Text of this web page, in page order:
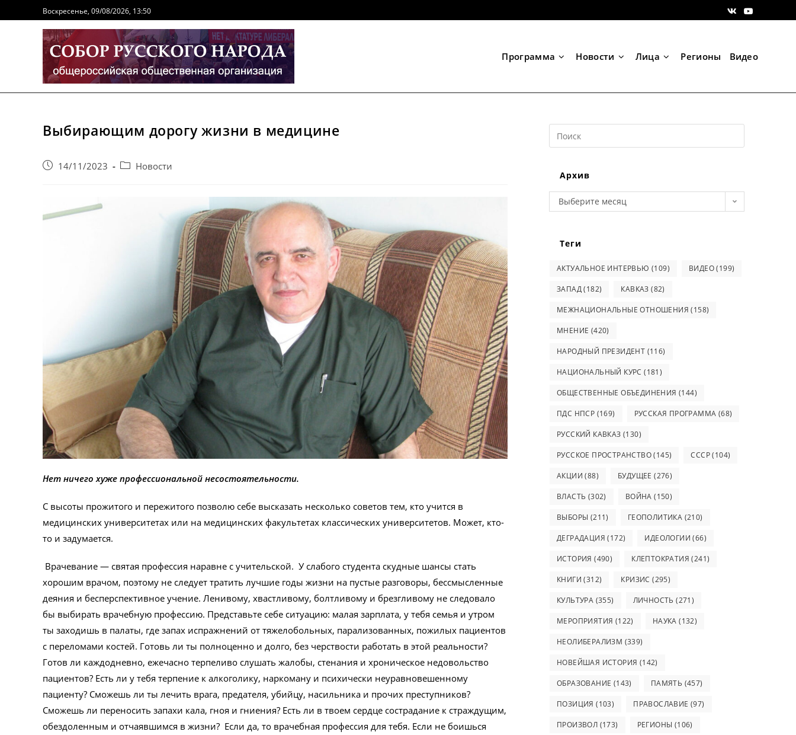
к
содержимому
Воскресенье, 09/08/2026, 13:50
Программа Новости Лица Регионы Видео
Выбирающим дорогу жизни в медицине
Запись14/11/2023
Post Новости
Нет ничего хуже профессиональной несостоятельности.
С высоты прожитого и пережитого позволю себе высказать несколько советов тем, кто учится в
медицинских университетах или на медицинских факультетах классических университетов. Может, кто-
то и задумается.
Врачевание — святая профессия наравне с учительской. У слабого студента скудные шансы стать
хорошим врачом, поэтому не следует тратить лучшие годы жизни на пустые разговоры, бессмысленные
деяния и бесперспективное учение. Ленивому, хвастливому, болтливому и брезгливому не следовало
бы выбирать врачебную профессию. Представьте себе ситуацию: малая зарплата, у тебя семья и утром
ты заходишь в палаты, где запах испражнений от тяжелобольных, парализованных, пожилых пациентов
с переломами костей. Готовь ли ты полноценно и долго, без черствости работать в этой реальности?
Готов ли каждодневно, ежечасно терпеливо слушать жалобы, стенания и хроническое недовольство
пациентов? Есть ли у тебя терпение к алкоголику, наркоману и психически неуравновешенному
пациенту? Сможешь ли ты лечить врага, предателя, убийцу, насильника и прочих преступников?
Сможешь ли переносить запахи кала, гноя и гниения? Есть ли в твоем сердце сострадание к страждущим,
обездоленным и отчаявшимся в жизни? Если да, то врачебная профессия для тебя. Если не боишься
Search
this
Архив
Архив
Выберите месяц
Теги
АКТУАЛЬНОЕ ИНТЕРВЬЮ (109) ВИДЕО(199)
ЗАПАД(182) КАВКАЗ (82)
МЕЖНАЦИОНАЛЬНЫЕ ОТНОШЕНИЯ (158)
МНЕНИЕ (420)
НАРОДНЫЙ ПРЕЗИДЕНТ (116)
НАЦИОНАЛЬНЫЙ КУРС (181)
ОБЩЕСТВЕННЫЕ ОБЪЕДИНЕНИЯ (144)
ПДС НПСР (169) РУССКАЯ ПРОГРАММА (68)
РУССКИЙ КАВКАЗ (130)
РУССКОЕ ПРОСТРАНСТВО(145) СССР(104)
АКЦИИ (88) БУДУЩЕЕ (276)
ВЛАСТЬ (302) ВОЙНА (150)
ВЫБОРЫ (211) ГЕОПОЛИТИКА (210)
ДЕГРАДАЦИЯ (172) ИДЕОЛОГИИ (66)
ИСТОРИЯ (490) КЛЕПТОКРАТИЯ (241)
КНИГИ (312) КРИЗИС (295)
КУЛЬТУРА (355) ЛИЧНОСТЬ (271)
МЕРОПРИЯТИЯ (122) НАУКА (132)
НЕОЛИБЕРАЛИЗМ (339)
НОВЕЙШАЯ ИСТОРИЯ (142)
ОБРАЗОВАНИЕ (143) ПАМЯТЬ (457)
ПОЗИЦИЯ (103) ПРАВОСЛАВИЕ (97)
ПРОИЗВОЛ (173) РЕГИОНЫ (106)